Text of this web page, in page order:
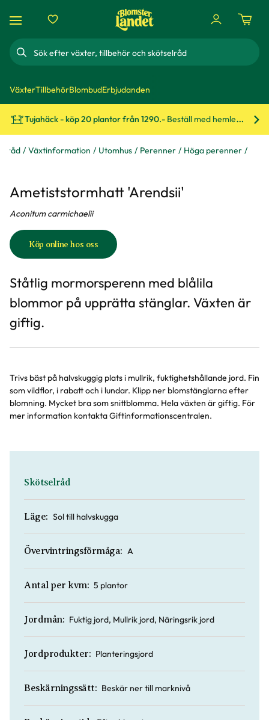
Sök
VäxterTillbehörBlombudErbjudanden
Tujahäck - köp 20 plantor från 1290.- Beställ med hemleverans!
råd Växtinformation Utomhus Perenner Höga perenner
Ametiststormhatt 'Arendsii'
Aconitum carmichaelii
Köp online hos oss
Ståtlig mormorsperenn med blålila
blommor på upprätta stänglar. Växten är
giftig.
Trivs bäst på halvskuggig plats i mullrik, fuktighetshållande jord. Fin
som vildflor, i rabatt och i lundar. Klipp ner blomstänglarna efter
blomning. Mycket bra som snittblomma. Hela växten är giftig. För
mer information kontakta Giftinformationscentralen.
Skötselråd
Läge: Sol till halvskugga
Övervintringsförmåga: A
Antal per kvm: 5 plantor
Jordmån: Fuktig jord, Mullrik jord, Näringsrik jord
Jordprodukter: Planteringsjord
Beskärningssätt: Beskär ner till marknivå